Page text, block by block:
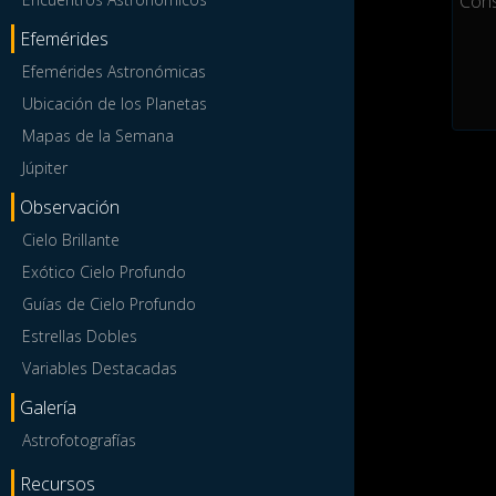
Efemérides
Efemérides Astronómicas
Ubicación de los Planetas
Mapas de la Semana
Júpiter
Observación
Cielo Brillante
Exótico Cielo Profundo
Guías de Cielo Profundo
Estrellas Dobles
Variables Destacadas
Galería
Astrofotografías
Recursos